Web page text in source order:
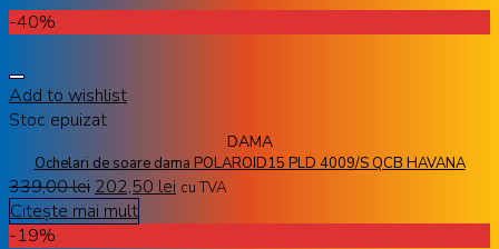
-40%
Add to wishlist
Stoc epuizat
DAMA
Ochelari de soare dama POLAROID15 PLD 4009/S QCB HAVANA
339,00lei 202,50 lei cu TVA
Citește mai mult
-19%